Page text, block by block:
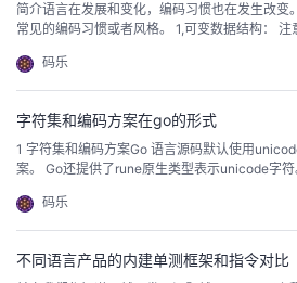
简介语言在发展和变化，编码习惯也在发生改
常见的编码习惯或者风格。 1,可变数据结构：
码乐
字符集和编码方案在go的形式
1 字符集和编码方案Go 语言源码默认使用
案。 Go还提供了rune原生类型表示unicode字
字符集不同编码方案之间的转换时，了解字符原
必要了。 这里介绍 Go的Unicode字符表示以及
码乐
不同语言产品的内建单测框架和指令对比